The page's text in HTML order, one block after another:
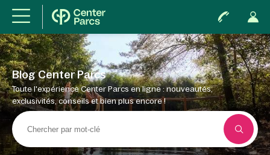
Blog Center Parcs
Toute l'expérience Center Parcs en ligne : nouveautés,
exclusivités, conseils et bien plus encore !